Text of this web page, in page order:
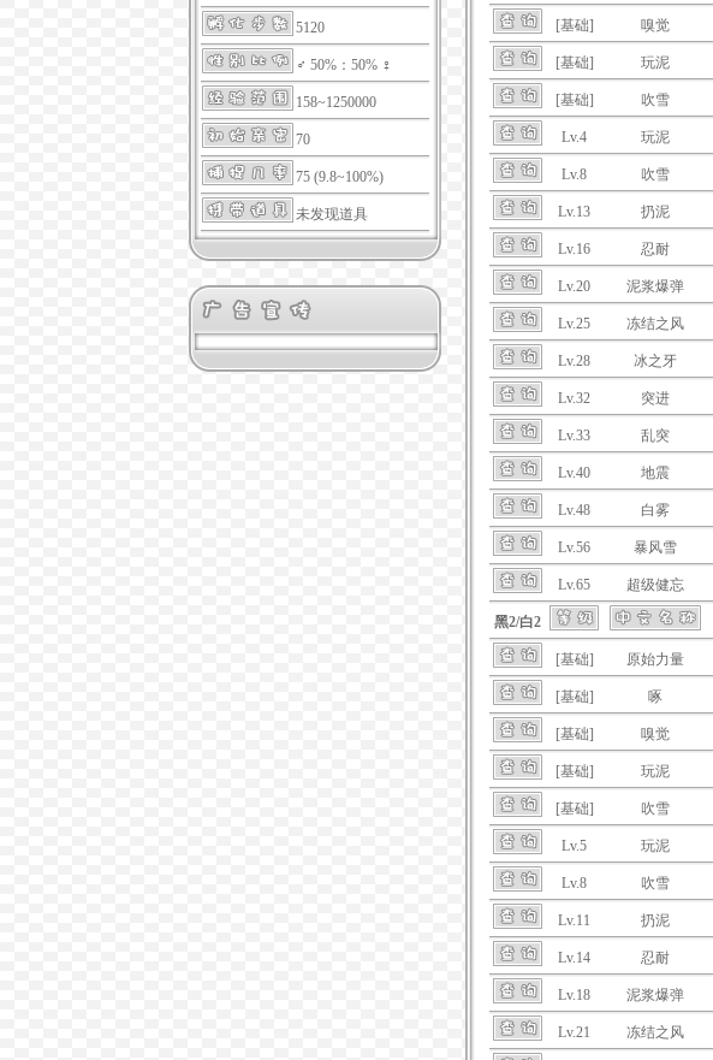
5120
♂ 50%：50% ♀
158~1250000
70
75 (9.8~100%)
未发现道具
[基础] 嗅觉
[基础] 玩泥
[基础] 吹雪
Lv.4 玩泥
Lv.8 吹雪
Lv.13 扔泥
Lv.16 忍耐
Lv.20 泥浆爆弹
Lv.25 冻结之风
Lv.28 冰之牙
Lv.32 突进
Lv.33 乱突
Lv.40 地震
Lv.48 白雾
Lv.56 暴风雪
Lv.65 超级健忘
黑2/白2
[基础] 原始力量
[基础] 啄
[基础] 嗅觉
[基础] 玩泥
[基础] 吹雪
Lv.5 玩泥
Lv.8 吹雪
Lv.11 扔泥
Lv.14 忍耐
Lv.18 泥浆爆弹
Lv.21 冻结之风